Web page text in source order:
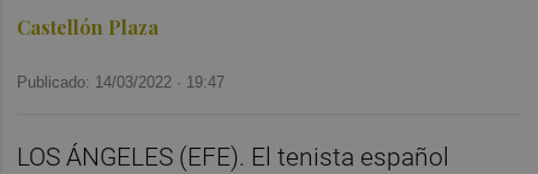
Castellón Plaza
Publicado: 14/03/2022 · 19:47
LOS ÁNGELES (EFE). El tenista español